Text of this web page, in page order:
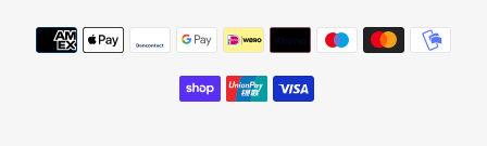
Metodi
di
pagamento